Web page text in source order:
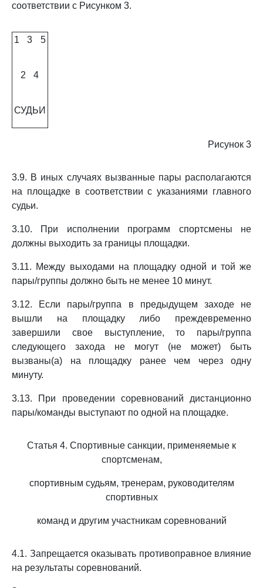
соответствии с Рисунком 3.
1 3 5
2 4
СУДЬИ
Рисунок 3
3.9. В иных случаях вызванные пары располагаются
на площадке в соответствии с указаниями главного
судьи.
3.10. При исполнении программ спортсмены не
должны выходить за границы площадки.
3.11. Между выходами на площадку одной и той же
пары/группы должно быть не менее 10 минут.
3.12. Если пары/группа в предыдущем заходе не
вышли на площадку либо преждевременно
завершили свое выступление, то пары/группа
следующего захода не могут (не может) быть
вызваны(а) на площадку ранее чем через одну
минуту.
3.13. При проведении соревнований дистанционно
пары/команды выступают по одной на площадке.
Статья 4. Спортивные санкции, применяемые к
спортсменам,
спортивным судьям, тренерам, руководителям
спортивных
команд и другим участникам соревнований
4.1. Запрещается оказывать противоправное влияние
на результаты соревнований.